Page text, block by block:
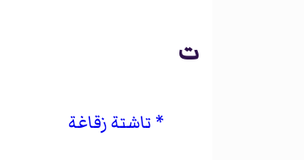
ت
تاشتة زقاغة